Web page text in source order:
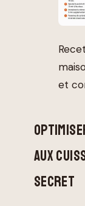
et
AUX
SECRET